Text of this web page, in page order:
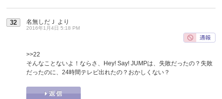
32 名無しだＪ より
2016年1月4日 5:18 PM
>>22
そんなことないよ！ならさ、Hey! Say! JUMPは、失敗だったの？失敗
だったのに、24時間テレビ出れたの？おかしくない？